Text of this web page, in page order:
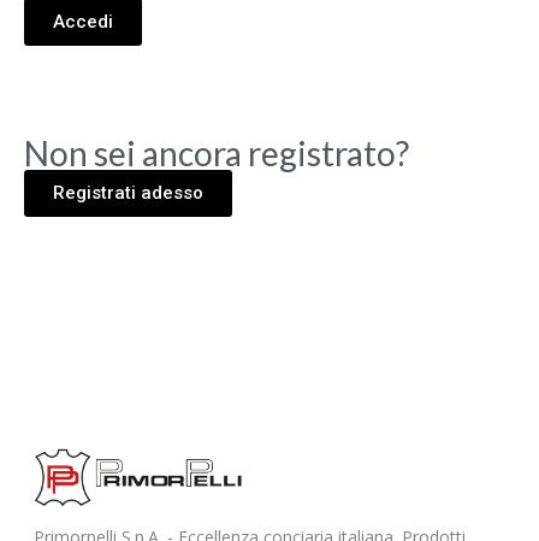
Accedi
Non sei ancora registrato?
Registrati adesso